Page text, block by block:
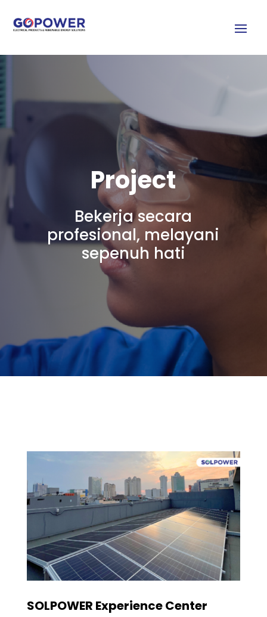
Project
Bekerja secara
profesional, melayani
sepenuh hati
SOLPOWER Experience Center